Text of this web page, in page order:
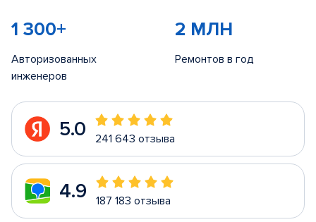
1 300+
Авторизованных
инженеров
2 МЛН
Ремонтов в год
5.0 241 643 отзыва
4.9 187 183 отзыва